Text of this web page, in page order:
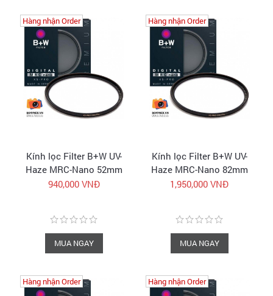
Kính lọc Filter B+W UV-
Haze MRC-Nano 52mm
| Chính hãng
940,000 VNĐ
Hàng nhận Order
Hàng nhận Order
MUA NGAY
Kính lọc Filter B+W UV-
Haze MRC-Nano 82mm
| Chính hãng
1,950,000 VNĐ
Hàng nhận Order
Hàng nhận Order
MUA NGAY
Hàng nhận Order
Hàng nhận Order Hàng nhận Order
Hàng nhận Order